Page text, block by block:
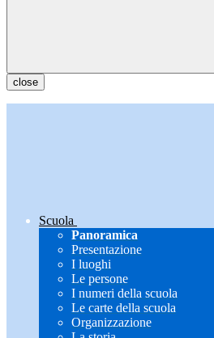
close
Scuola
Panoramica
Presentazione
I luoghi
Le persone
I numeri della scuola
Le carte della scuola
Organizzazione